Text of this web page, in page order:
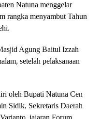
Natuna menggelar
rangka menyambut Tahun
Agung Baitul Izzah
setelah pelaksanaan
oleh Bupati Natuna Cen
Sidik, Sekretaris Daerah
jajaran Forum